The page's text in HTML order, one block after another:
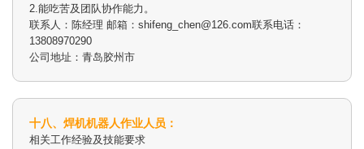
2.能吃苦及团队协作能力。
联系人：陈经理 邮箱：shifeng_chen@126.com联系电话：
13808970290
公司地址：青岛胶州市
十八、焊机机器人作业人员：
相关工作经验及技能要求